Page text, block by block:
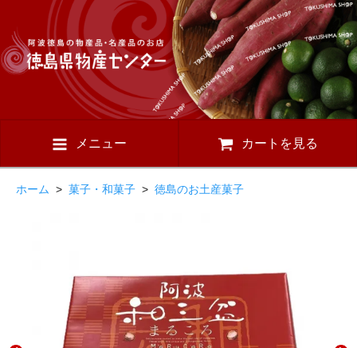
メニュー カートを見る
ホーム > 菓子・和菓子 > 徳島のお土産菓子